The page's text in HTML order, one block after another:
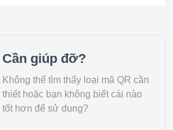
Cần giúp đỡ?
Không thể tìm thấy loại mã QR cần
thiết hoặc bạn không biết cái nào
tốt hơn để sử dụng?